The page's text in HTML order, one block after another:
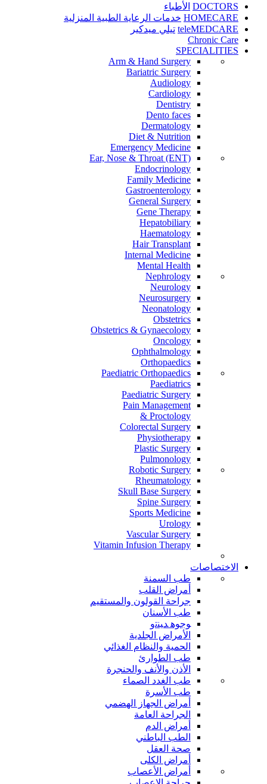
DOCTORS الأطباء
HOMECARE خدمات الرعاية الطبية المنزلية
teleMEDCARE تيلي ميدكير
Chronic Care
SPECIALITIES
Arm & Hand Surgery
Bariatric Surgery
Audiology
Cardiology
Dentistry
Dento faces
Dermatology
Diet & Nutrition
Emergency Medicine
Ear, Nose & Throat (ENT)
Endocrinology
Family Medicine
Gastroenterology
General Surgery
Gene Therapy
Hepatobiliary
Haematology
Hair Transplant
Internal Medicine
Mental Health
Nephrology
Neurology
Neurosurgery
Neonatology
Obstetrics
Obstetrics & Gynaecology
Oncology
Ophthalmology
Orthopaedics
Paediatric Orthopaedics
Paediatrics
Paediatric Surgery
Pain Management
Proctology &
Colorectal Surgery
Physiotherapy
Plastic Surgery
Pulmonology
Robotic Surgery
Rheumatology
Skull Base Surgery
Spine Surgery
Sports Medicine
Urology
Vascular Surgery
Vitamin Infusion Therapy
الاختصاصات
طب السمنة
أمراض القلب
جراحة القولون والمستقيم
طب الأسنان
ﻮﺟﻮﻫ ﺪﻴﻨﺗﻭ
الأمراض الجلدية
الحمية والنظام الغذائي
طب الطوارئ
الأذن والأنف والحنجرة
طب الغدد الصماء
طب الأسرة
أمراض الجهاز الهضمي
الجراحة العامة
أمراض الدم
الطب الباطني
صحة العقل
أمراض الكلى
أمراض الأعصاب